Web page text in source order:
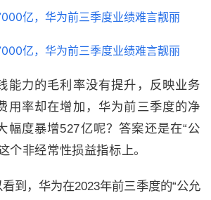
能力的毛利率没有提升，反映业务
用率却在增加，华为前三季度的净
幅度暴增527亿呢？答案还是在“公
个非经常性损益指标上。
到，华为在2023年前三季度的“公允